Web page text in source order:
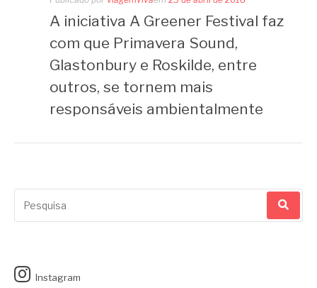
A iniciativa A Greener Festival faz
com que Primavera Sound,
Glastonbury e Roskilde, entre
outros, se tornem mais
responsáveis ambientalmente
por:
Instagram